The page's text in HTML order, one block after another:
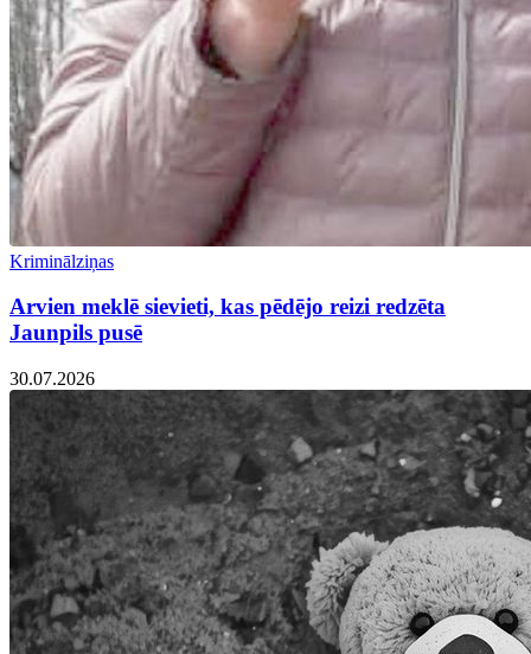
Kriminālziņas
Arvien meklē sievieti, kas pēdējo reizi redzēta
Jaunpils pusē
30.07.2026